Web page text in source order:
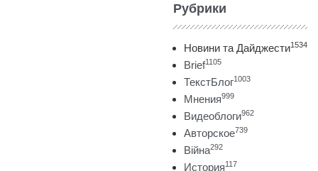
Рубрики
Новини та Дайджести1534
Brief1105
ТекстБлог1003
Мнения999
Видеоблоги962
Авторское739
Війна292
История117